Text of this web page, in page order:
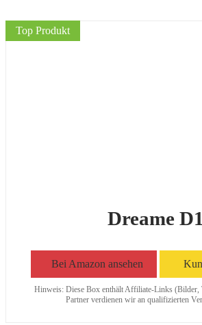
Top Produkt
Dreame
Bei Amazon ansehen
Hinweis: Diese Box enthält Affiliate-Links (Bilder,
Partner verdienen wir an qualifizierten